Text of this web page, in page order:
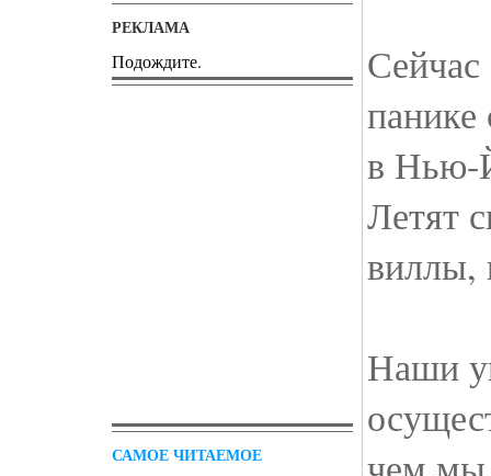
РЕКЛАМА
Подождите.
САМОЕ ЧИТАЕМОЕ
в Нью-
Летят
виллы,
Наши